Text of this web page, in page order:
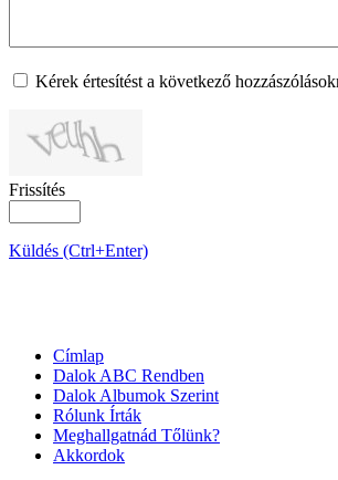
Kérek értesítést a következő
Frissítés
Küldés (Ctrl+Enter)
Címlap
Dalok ABC Rendben
Dalok Albumok Szerint
Rólunk Írták
Meghallgatnád Tőlünk?
Akkordok